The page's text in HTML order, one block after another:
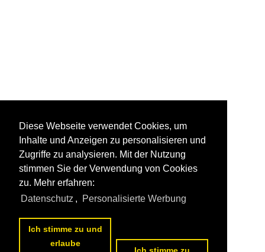
Diese Webseite verwendet Cookies, um
Inhalte und Anzeigen zu personalisieren und
Zugriffe zu analysieren. Mit der Nutzung
stimmen Sie der Verwendung von Cookies
zu. Mehr erfahren:
Datenschutz , Personalisierte Werbung
Ich stimme zu und
erlaube